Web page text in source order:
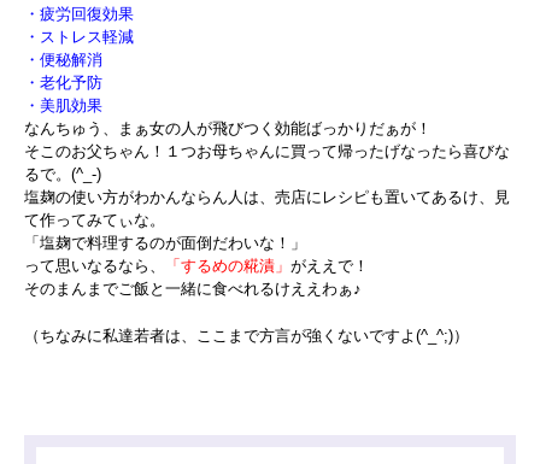
・疲労回復効果
・ストレス軽減
・便秘解消
・老化予防
・美肌効果
なんちゅう、まぁ女の人が飛びつく効能ばっかりだぁが！
そこのお父ちゃん！１つお母ちゃんに買って帰ったげなったら喜びな
るで。(^_-)
塩麹の使い方がわかんならん人は、売店にレシピも置いてあるけ、見
て作ってみてぃな。
「塩麹で料理するのが面倒だわいな！」
って思いなるなら、
「するめの糀漬」 がええで！
そのまんまでご飯と一緒に食べれるけええわぁ♪
（ちなみに私達若者は、ここまで方言が強くないですよ(^_^;)）